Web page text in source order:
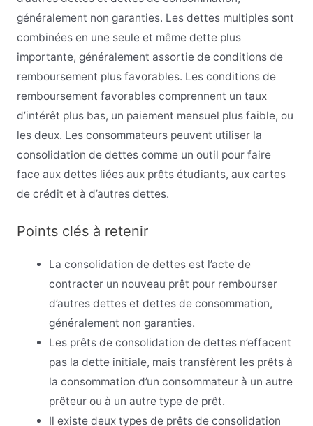
généralement non garanties. Les dettes multiples sont
combinées en une seule et même dette plus
importante, généralement assortie de conditions de
remboursement plus favorables. Les conditions de
remboursement favorables comprennent un taux
d’intérêt plus bas, un paiement mensuel plus faible, ou
les deux. Les consommateurs peuvent utiliser la
consolidation de dettes comme un outil pour faire
face aux dettes liées aux prêts étudiants, aux cartes
de crédit et à d’autres dettes.
Points clés à retenir
La consolidation de dettes est l’acte de
contracter un nouveau prêt pour rembourser
d’autres dettes et dettes de consommation,
généralement non garanties.
Les prêts de consolidation de dettes n’effacent
pas la dette initiale, mais transfèrent les prêts à
la consommation d’un consommateur à un autre
prêteur ou à un autre type de prêt.
Il existe deux types de prêts de consolidation